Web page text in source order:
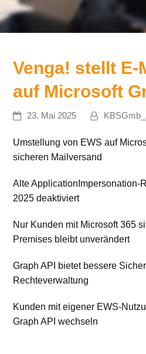
Venga! stellt E-
auf Microsoft
23. Mai 2025
Umstellung von EWS auf
sicheren Mailversand
Alte ApplicationImpersonation-
2025 deaktiviert
Nur Kunden mit Microsoft 365
Premises bleibt unverändert
Graph API bietet bessere
Rechteverwaltung
Kunden mit eigener EWS-
Graph API wechseln